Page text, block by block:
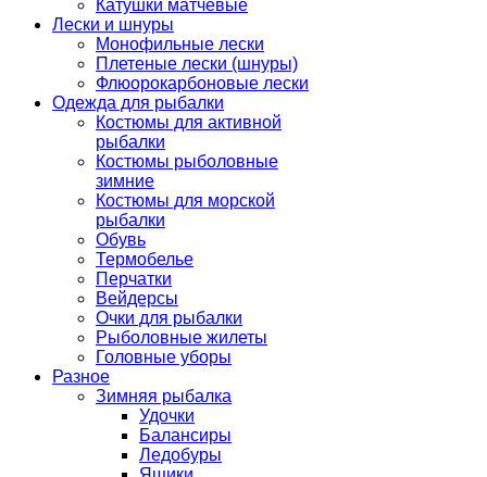
Катушки матчевые
Лески и шнуры
Монофильные лески
Плетеные лески (шнуры)
Флюорокарбоновые лески
Одежда для рыбалки
Костюмы для активной
рыбалки
Костюмы рыболовные
зимние
Костюмы для морской
рыбалки
Обувь
Термобелье
Перчатки
Вейдерсы
Очки для рыбалки
Рыболовные жилеты
Головные уборы
Разное
Зимняя рыбалка
Удочки
Балансиры
Ледобуры